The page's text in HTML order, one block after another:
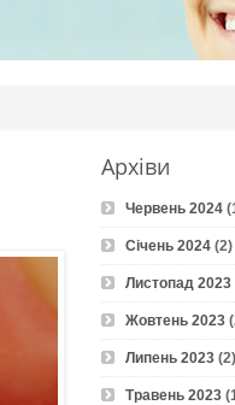
Архіви
Червень 2024
Січень 2024 (2)
Листопад 2023
Жовтень 2023
Липень 2023 (2)
Травень 2023